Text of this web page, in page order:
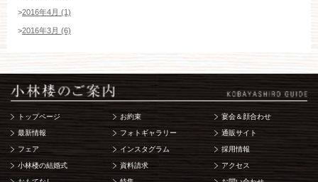
>2016年4月 (1)
>2016年3月 (6)
トップページ
最新情報
フェア
小林楼の結婚式
お約束
フォトギャラリー
インスタグラム
資料請求
宴会＆顔合わせ
通販サイト
採用情報
アクセス